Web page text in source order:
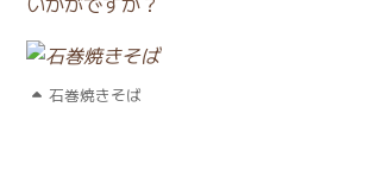
石巻焼きそば